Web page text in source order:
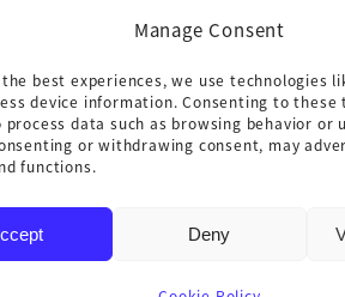
Manage Consent
best experiences, we use technologies
device information. Consenting to these
data such as browsing behavior or
or withdrawing consent, may
functions.
Deny
貸会議室
ロケーション